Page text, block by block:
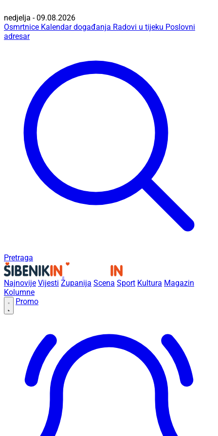
nedjelja - 09.08.2026
Osmrtnice Kalendar događanja Radovi u tijeku Poslovni
adresar
Pretraga
Najnovije Vijesti Županija Scena Sport Kultura Magazin
Kolumne
Promo